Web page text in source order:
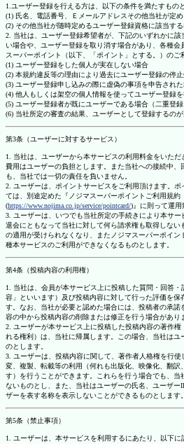
1.ユーザー登録を行える方は、以下の条件を満たすもの
(1) 氏名、電話番号、Ｅメールアドレスその他当社が定
(2) その他当社が随時定めるユーザー登録資格に該当す
2. 当社は、ユーザー登録希望者が、下記のいずれかに
い場合や、ユーザー登録を取り消す場合があり、各種
スーパーポイント（以下、「ポイント」とする。）のご
(1) ユーザー登録をした個人が実在しない場合
(2) 本規約違反等の理由により過去にユーザー登録の停
(3) ユーザー登録申し込みの際に虚偽の事項を申告され
(4) 他人もしくは架空の個人情報を使ってユーザー登録
(5) ユーザー登録者が既にユーザーである場合（二重登録
(6) 当社所定の審査の結果、ユーザーとして登録するの
第3条（ユーザーに対するサービス）
1. 当社は、ユーザーから本サービスの利用料金をいた
費用はユーザーの負担とします。また当社への接続中、
も、当社では一切の責任を負いません。
2. ユーザーは、ポイントサービスをご利用頂けます。
ては、別途定めた『ノジマスーパーポイントご利用規約
(https://www.nojima.co.jp/service/pointcard/)』に則って運用
3. ユーザーは、いつでも当社所定の手続きにより本サ
退会にともなって当社に対して何ら請求権も取得しない
の適用が受けられなくなり、またノジマスーパーポイ
種本サービスのご利用ができなくなるものとします。
第4条（投稿内容の利用権）
1. 当社は、会員が本サービス上に投稿した質問・回答
容」といいます）及び投稿内容に対して行った評価を保
す。なお、当社が必要と認めた場合には、投稿者の承
容の中から投稿内容の削除または修正を行う場合があり
2. ユーザーが本サービス上に投稿した投稿内容の著作権
れる権利）は、当社に帰属します。この場合、当社は
のとします。
3. ユーザーは、投稿内容に関して、著作者人格権を行
変、複製、転載等の利用（何れも出版化、映像化、翻訳
す）を行うことができます。これらを行う場合でも、当
ないものとし、また、当社はユーザーの氏名、ユーザ
ザーを表す名称を表示しないことができるものとします。
第5条（禁止事項）
1. ユーザーは、本サービスを利用するにあたり、以下に